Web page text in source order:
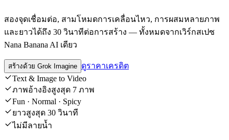
สองจุดเชื่อมต่อ, สามโหมดการเคลื่อนไหว, การผสมหลายภาพ
และยาวได้ถึง 30 วินาทีต่อการสร้าง — ทั้งหมดจากเวิร์กสเปซ
Nana Banana AI เดียว
สร้างด้วย Grok Imagine ดูราคาเครดิต
Text & Image to Video
ภาพอ้างอิงสูงสุด 7 ภาพ
Fun · Normal · Spicy
ยาวสูงสุด 30 วินาที
ไม่มีลายน้ำ